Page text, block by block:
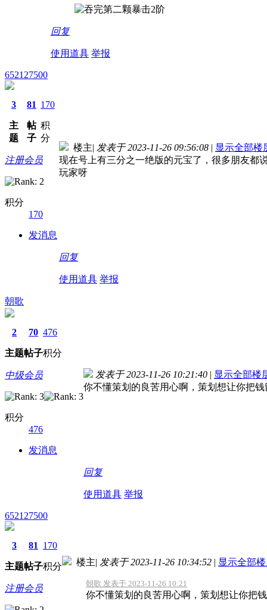
回复
使用道具 举报
652127500
3
主
题
81
帖
子
170
积
分
注册会员
积分
170
发消息
楼主| 发表于 2023-11-26 09:56:08 | 显示全部楼
现在号上有三分之一绝版的元宝了，很多朋友都
玩家呀
回复
使用道具 举报
朝歌
2
主题
70
帖子
476
积分
中级会员
积分
476
发消息
发表于 2023-11-26 10:21:40 | 显示全部楼
你不懂策划的良苦用心啊，策划想让你把
回复
使用道具 举报
652127500
3
主题
81
帖子
170
积分
注册会员
楼主| 发表于 2023-11-26 10:34:52 | 显示全部
朝歌 发表于 2023-11-26 10:21
你不懂策划的良苦用心啊，策划想让你把